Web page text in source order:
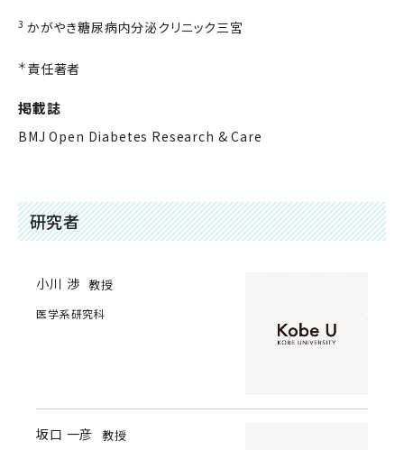
3 かがやき糖尿病内分泌クリニック三宮
＊ 責任著者
掲載誌
BMJ Open Diabetes Research & Care
研究者
小川 渉 教授
医学系研究科
坂口 一彦 教授